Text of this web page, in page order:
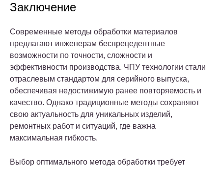
Заключение
Современные методы обработки материалов
предлагают инженерам беспрецедентные
возможности по точности, сложности и
эффективности производства. ЧПУ технологии стали
отраслевым стандартом для серийного выпуска,
обеспечивая недостижимую ранее повторяемость и
качество. Однако традиционные методы сохраняют
свою актуальность для уникальных изделий,
ремонтных работ и ситуаций, где важна
максимальная гибкость.
Выбор оптимального метода обработки требует